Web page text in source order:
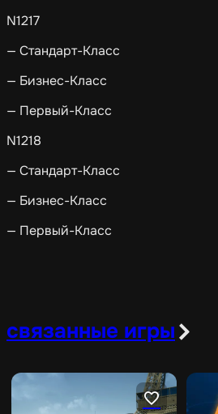
N1217
— Стандарт-Класс
— Бизнес-Класс
— Первый-Класс
N1218
— Стандарт-Класс
— Бизнес-Класс
— Первый-Класс
связанные игры